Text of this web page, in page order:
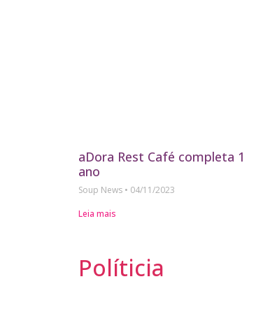
aDora Rest Café completa 1
ano
Soup News
04/11/2023
Leia mais
Políticia